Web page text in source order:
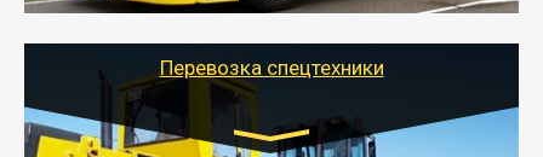
Перевозка спецтехники